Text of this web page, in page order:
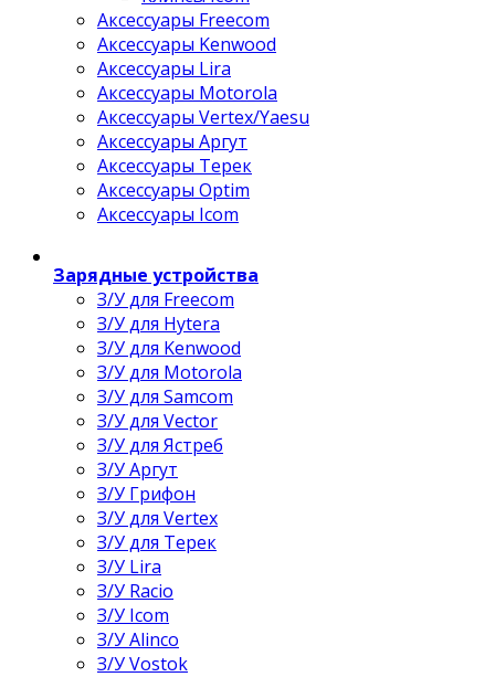
Аксессуары Freecom
Аксессуары Kenwood
Аксессуары Lira
Аксессуары Motorola
Аксессуары Vertex/Yaesu
Аксессуары Аргут
Аксессуары Терек
Аксессуары Optim
Аксессуары Icom
Зарядные устройства
З/У для Freecom
З/У для Hytera
З/У для Kenwood
З/У для Motorola
З/У для Samcom
З/У для Vector
З/У для Ястреб
З/У Аргут
З/У Грифон
З/У для Vertex
З/У для Терек
З/У Lira
З/У Racio
З/У Icom
З/У Alinco
З/У Vostok